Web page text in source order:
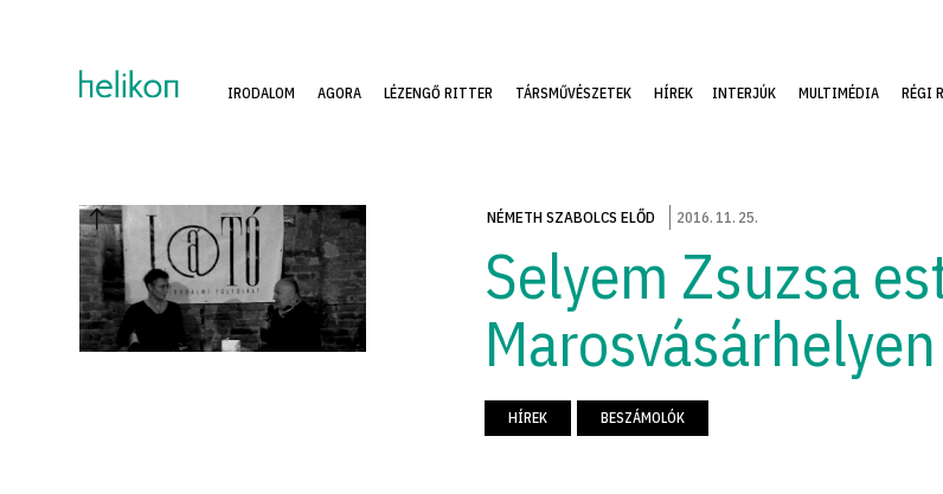
IRODALOM AGORA LÉZENGŐ RITTER TÁRSMŰVÉSZETEK HÍREK INTERJÚK MULTIMÉDIA RÉGI
NÉMETH SZABOLCS ELŐD 2016. 11. 25.
Selyem Zsuzsa
Marosvásárhelyen
HÍREK BESZÁMOLÓK